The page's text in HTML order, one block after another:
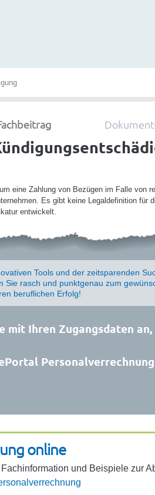
eine Zahlung von Bezügen im Falle von
Es gibt keine Legaldefinition für
entwickelt.
Tools und der zeitsparenden
Sie rasch und punktgenau zum
beruflichen Erfolg!
mit Ihren Zugangsdaten
online
und Beispiele zur